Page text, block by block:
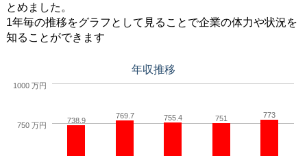
とめました。
1年毎の推移をグラフとして見ることで企業の体力や状況を
知ることができます
年収推移
738.9
769.7 755.4 751 773
1000 万円
750 万円